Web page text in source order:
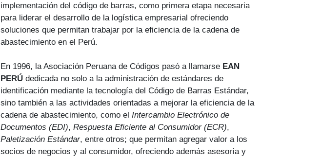
implementación del código de barras, como primera etapa necesaria
para liderar el desarrollo de la logística empresarial ofreciendo
soluciones que permitan trabajar por la eficiencia de la cadena de
abastecimiento en el Perú.
En 1996, la Asociación Peruana de Códigos pasó a llamarse EAN
PERÚ dedicada no solo a la administración de estándares de
identificación mediante la tecnología del Código de Barras Estándar,
sino también a las actividades orientadas a mejorar la eficiencia de la
cadena de abastecimiento, como el Intercambio Electrónico de
Documentos (EDI), Respuesta Eficiente al Consumidor (ECR),
Paletización Estándar, entre otros; que permitan agregar valor a los
socios de negocios y al consumidor, ofreciendo además asesoría y